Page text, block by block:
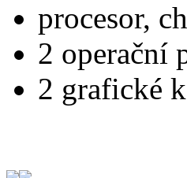
procesor,
2 operační
2 grafické